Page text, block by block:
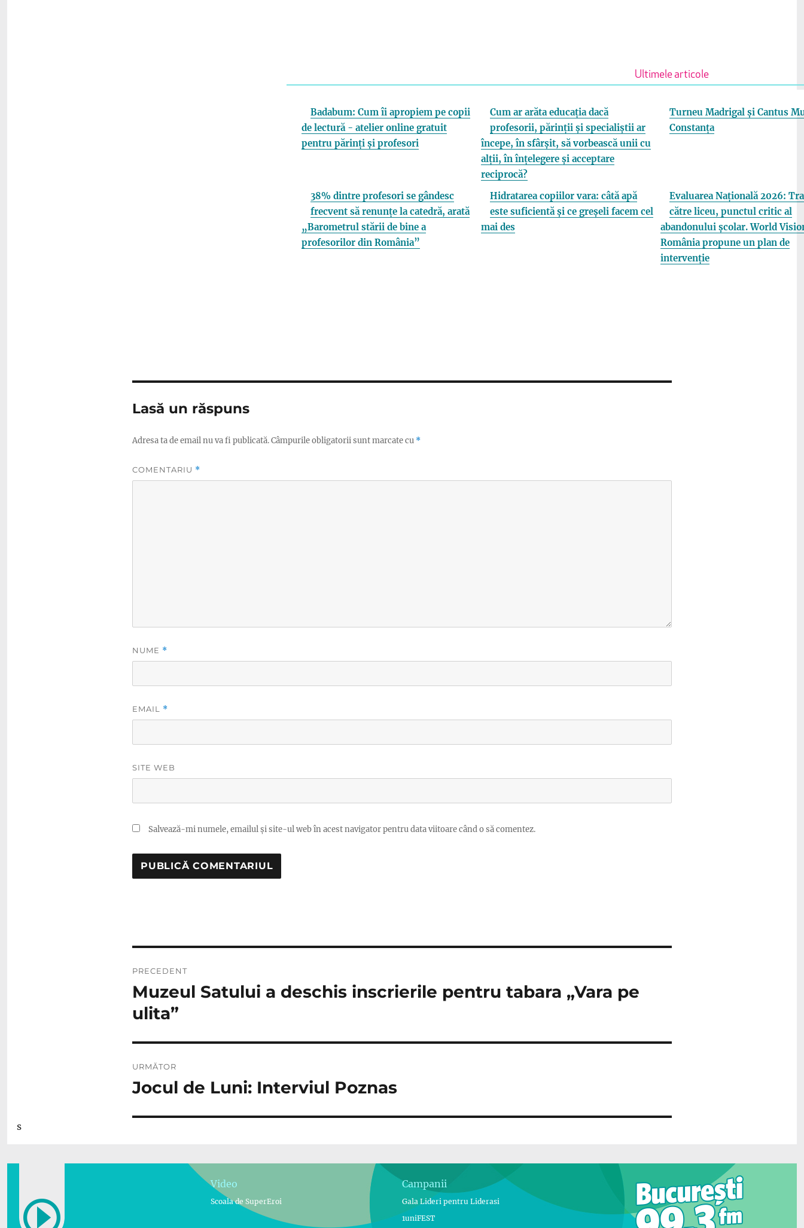
Ultimele articole
Badabum: Cum îi apropiem pe copii
de lectură - atelier online gratuit
pentru părinți și profesori
Cum ar arăta educația dacă
profesorii, părinții și specialiștii ar
începe, în sfârșit, să vorbească unii cu
alții, în înțelegere și acceptare
reciprocă?
Turneu Madrigal și Cantus
Constanța
38% dintre profesori se gândesc
frecvent să renunțe la catedră, arată
„Barometrul stării de bine a
profesorilor din România”
Hidratarea copiilor vara: câtă apă
este suficientă și ce greșeli facem cel
mai des
Evaluarea Națională 2026:
către liceu, punctul critic al
abandonului școlar. World
România propune un plan de
intervenție
Lasă un răspuns
Adresa ta de email nu va fi publicată.Câmpurile obligatorii sunt marcate cu *
COMENTARIU *
NUME *
EMAIL *
SITE WEB
Salvează-mi numele, emailul și site-ul web în acest navigator pentru data viitoare când o să comentez.
în
articole
PRECEDENT
Articolul
anterior:
Muzeul Satului a deschis inscrierile pentru tabara „Vara pe
ulita”
URMĂTOR
Articolul
Jocul de Luni: Interviul Poznas
s
Video
Scoala de SuperEroi
Campanii
Gala Lideri pentru Liderasi
1uniFEST